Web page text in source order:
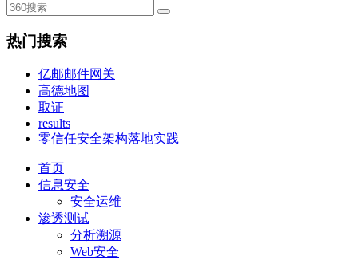
热门搜索
亿邮邮件网关
高德地图
取证
results
零信任安全架构落地实践
首页
信息安全
安全运维
渗透测试
分析溯源
Web安全